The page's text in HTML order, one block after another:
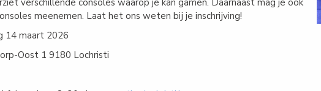
verschillende consoles waarop je kan gamen. Daarnaast mag je ook
meenemen. Laat het ons weten bij je inschrijving!
14 maart 2026
Oost 1 9180 Lochristi